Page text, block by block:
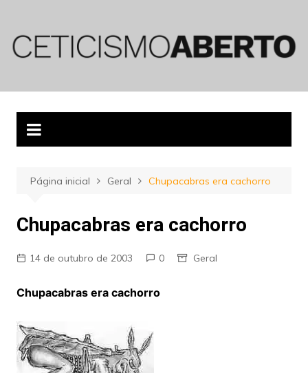
conteúdo
Página inicial Geral Chupacabras era cachorro
Chupacabras era cachorro
14 de outubro de 2003 0 Geral
Chupacabras era cachorro